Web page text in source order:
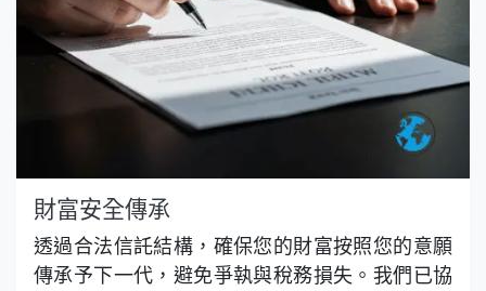
財富安全傳承
透過合法信託結構，確保您的財富按照您的意願
傳承予下一代，避免爭執與稅務損失。我們已協